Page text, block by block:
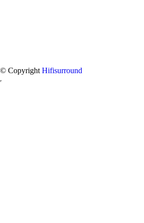
© Copyright Hifisurround